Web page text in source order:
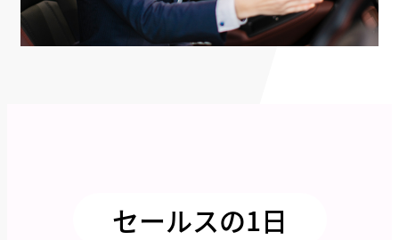
セールスの1日